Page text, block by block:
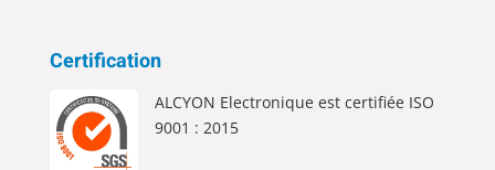
Certification
ALCYON Electronique est certifiée ISO
9001 : 2015